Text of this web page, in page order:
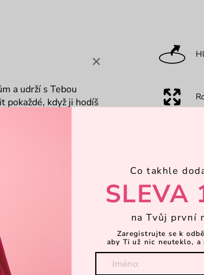
a udrží s Tebou
pokaždé, když ji hodíš
i všechno
Ti budou skvěle
i ty nejnáročnější
Co takhle
SLEVA
na Tvůj první
Zaregistrujte se k
aby Ti už nic neuteklo, a